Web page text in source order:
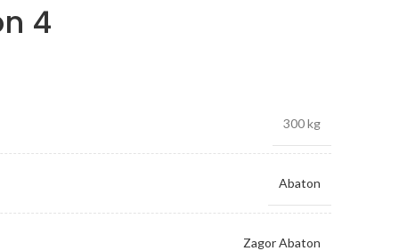
4
300 kg
Abaton
Zagor Abaton